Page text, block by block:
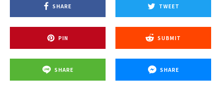
SHARE TWEET
PIN SUBMIT
SHARE SHARE